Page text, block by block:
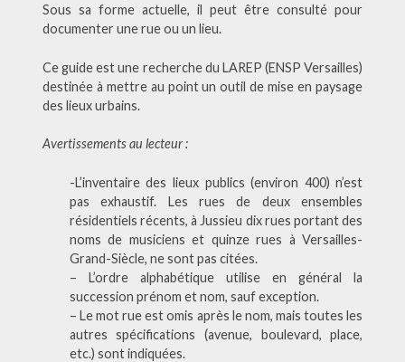
Sous sa forme actuelle, il peut être consulté pour
documenter une rue ou un lieu.
Ce guide est une recherche du LAREP (ENSP Versailles)
destinée à mettre au point un outil de mise en paysage
des lieux urbains.
Avertissements au lecteur :
-L’inventaire des lieux publics (environ 400) n’est
pas exhaustif. Les rues de deux ensembles
résidentiels récents, à Jussieu dix rues portant des
noms de musiciens et quinze rues à Versailles-
Grand-Siècle, ne sont pas citées.
– L’ordre alphabétique utilise en général la
succession prénom et nom, sauf exception.
– Le mot rue est omis après le nom, mais toutes les
autres spécifications (avenue, boulevard, place,
etc.) sont indiquées.